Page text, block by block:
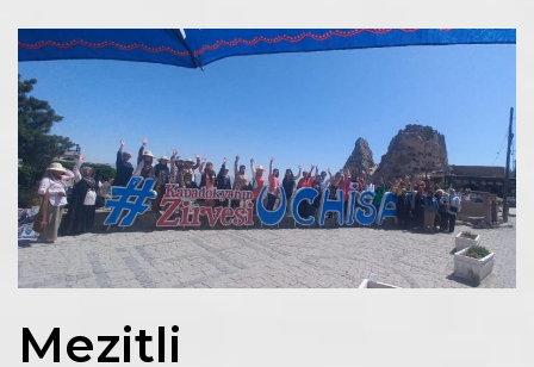
Mezitli